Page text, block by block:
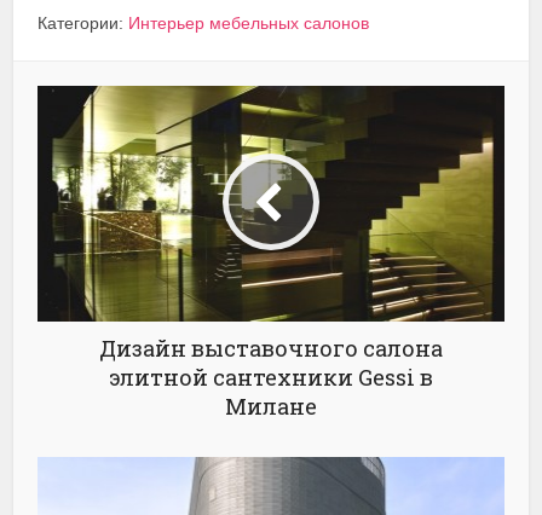
Категории: Интерьер мебельных салонов
Дизайн выставочного салона
элитной сантехники Gessi в
Милане